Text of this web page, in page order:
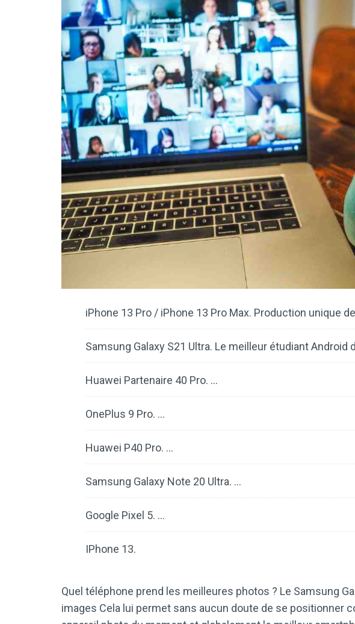
iPhone 13 Pro / iPhone 13 Pro Max. Production unique
Samsung Galaxy S21 Ultra. Le meilleur étudiant Android
Huawei Partenaire 40 Pro. …
OnePlus 9 Pro. …
Huawei P40 Pro. …
Samsung Galaxy Note 20 Ultra. …
Google Pixel 5. …
IPhone 13.
Quel téléphone prend les meilleures photos ? Le Samsung
images Cela lui permet sans aucun doute de se positionner